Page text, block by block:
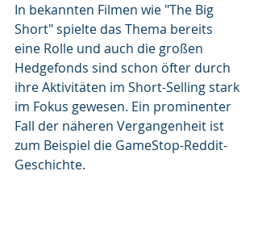
In bekannten Filmen wie "The Big
Short" spielte das Thema bereits
eine Rolle und auch die großen
Hedgefonds sind schon öfter durch
ihre Aktivitäten im Short-Selling stark
im Fokus gewesen. Ein prominenter
Fall der näheren Vergangenheit ist
zum Beispiel die GameStop-Reddit-
Geschichte.